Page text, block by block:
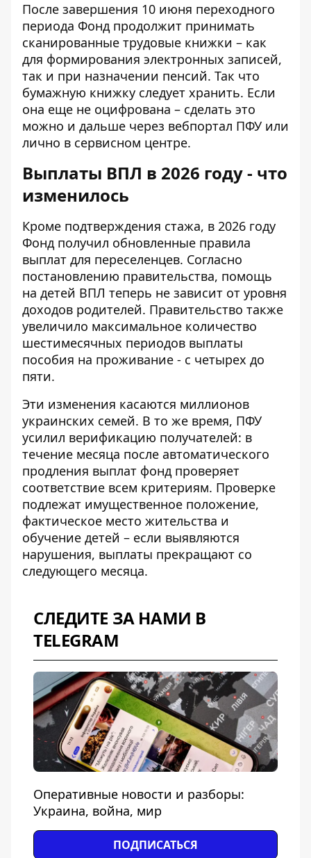
После завершения 10 июня переходного
периода Фонд продолжит принимать
сканированные трудовые книжки – как
для формирования электронных записей,
так и при назначении пенсий. Так что
бумажную книжку следует хранить. Если
она еще не оцифрована – сделать это
можно и дальше через вебпортал ПФУ или
лично в сервисном центре.
Выплаты ВПЛ в 2026 году - что
изменилось
Кроме подтверждения стажа, в 2026 году
Фонд получил обновленные правила
выплат для переселенцев. Согласно
постановлению правительства, помощь
на детей ВПЛ теперь не зависит от уровня
доходов родителей. Правительство также
увеличило максимальное количество
шестимесячных периодов выплаты
пособия на проживание - с четырех до
пяти.
Эти изменения касаются миллионов
украинских семей. В то же время, ПФУ
усилил верификацию получателей: в
течение месяца после автоматического
продления выплат фонд проверяет
соответствие всем критериям. Проверке
подлежат имущественное положение,
фактическое место жительства и
обучение детей – если выявляются
нарушения, выплаты прекращают со
следующего месяца.
СЛЕДИТЕ ЗА НАМИ В
TELEGRAM
Оперативные новости и разборы:
Украина, война, мир
ПОДПИСАТЬСЯ